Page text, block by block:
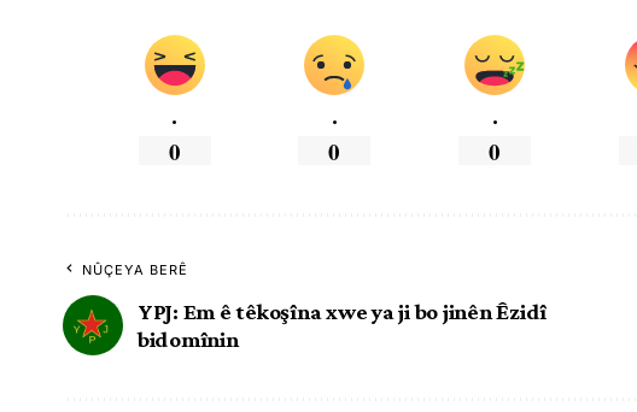
.
0
.
0
.
0
NÛÇEYA BERÊ
YPJ: Em ê têkoşîna xwe ya ji bo jinên Êzidî
bidomînin